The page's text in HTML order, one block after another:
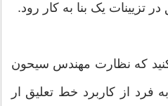
تزیینات یک بنا به کار رود.
که نظارت مهندس سیحون
فرد از کاربرد خط تعلیق ار